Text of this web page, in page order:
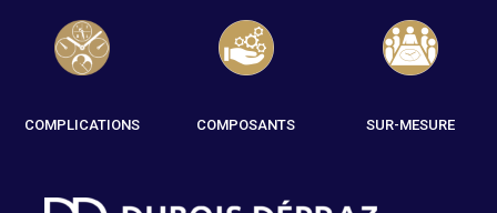
COMPLICATIONS COMPOSANTS SUR-MESURE